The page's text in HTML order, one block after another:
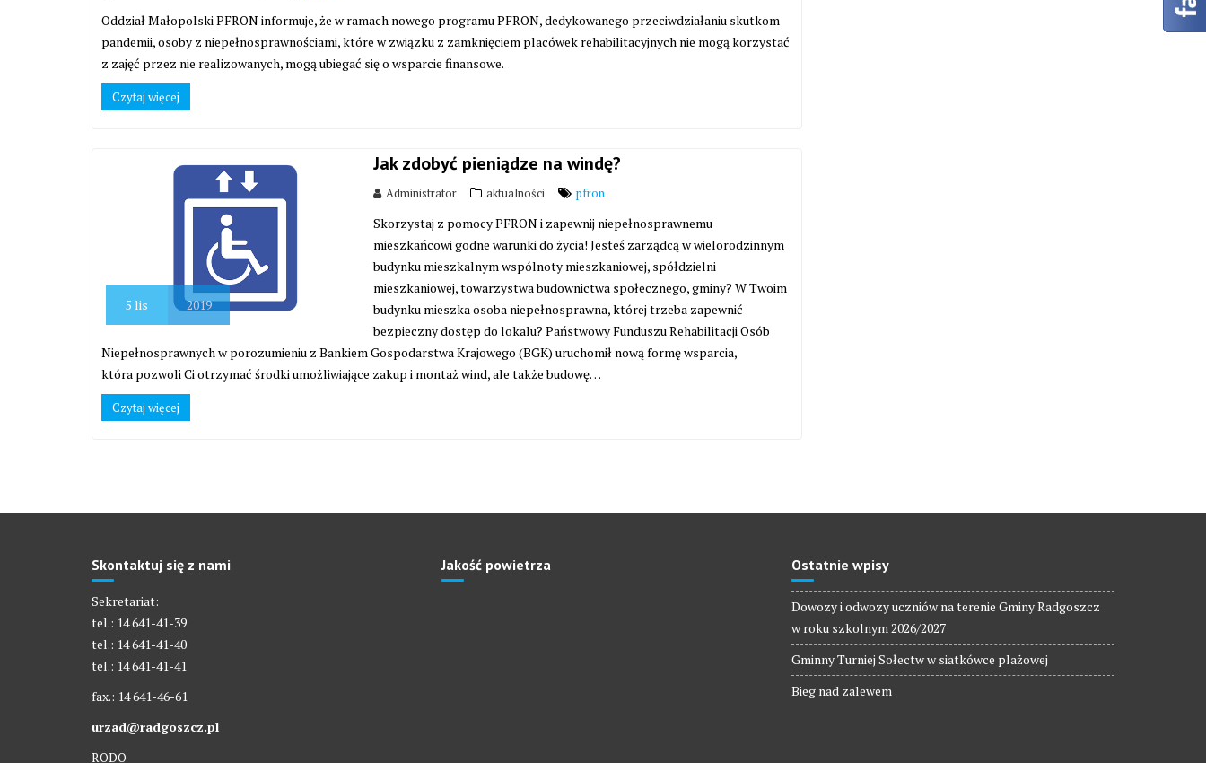
Oddział Małopolski PFRON informuje, że w ramach nowego programu PFRON, dedykowanego przeciwdziałaniu skutkom
pandemii, osoby z niepełnosprawnościami, które w związku z zamknięciem placówek rehabilitacyjnych nie mogą korzystać
z zajęć przez nie realizowanych, mogą ubiegać się o wsparcie finansowe.
Czytaj więcej
5lis 2019
Jak zdobyć pieniądze na windę?
Administrator aktualności pfron
Skorzystaj z pomocy PFRON i zapewnij niepełnosprawnemu
mieszkańcowi godne warunki do życia! Jesteś zarządcą w wielorodzinnym
budynku mieszkalnym wspólnoty mieszkaniowej, spółdzielni
mieszkaniowej, towarzystwa budownictwa społecznego, gminy? W Twoim
budynku mieszka osoba niepełnosprawna, której trzeba zapewnić
bezpieczny dostęp do lokalu? Państwowy Funduszu Rehabilitacji Osób
Niepełnosprawnych w porozumieniu z Bankiem Gospodarstwa Krajowego (BGK) uruchomił nową formę wsparcia,
która pozwoli Ci otrzymać środki umożliwiające zakup i montaż wind, ale także budowę…
Czytaj więcej
Skontaktuj się z nami
Sekretariat:
tel.: 14 641-41-39
tel.: 14 641-41-40
tel.: 14 641-41-41
fax.: 14 641-46-61
urzad@radgoszcz.pl
RODO
Jakość powietrza Ostatnie wpisy
Dowozy i odwozy uczniów na terenie Gminy Radgoszcz
w roku szkolnym 2026/2027
Gminny Turniej Sołectw w siatkówce plażowej
Bieg nad zalewem